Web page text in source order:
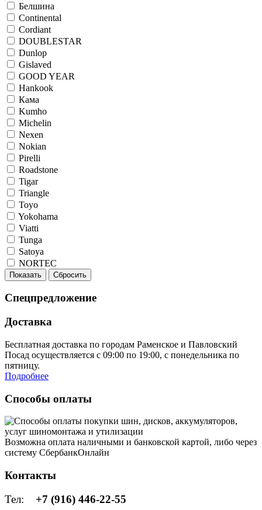
Белшина
Continental
Cordiant
DOUBLESTAR
Dunlop
Gislaved
GOOD YEAR
Hankook
Кама
Kumho
Michelin
Nexen
Nokian
Pirelli
Roadstone
Tigar
Triangle
Toyo
Yokohama
Viatti
Tunga
Satoya
NORTEC
Показать Сбросить
Спецпредложение
Доставка
Бесплатная доставка по городам Раменское и Павловский
Посад осуществляется с 09:00 по 19:00, с понедельника по
пятницу.
Подробнее
Способы оплаты
Возможна оплата наличными и банковской картой, либо через
систему СбербанкОнлайн
Контакты
Тел: +7 (916) 446-22-55